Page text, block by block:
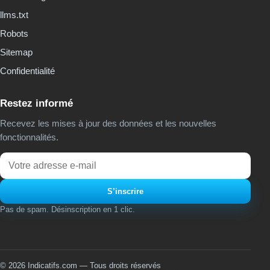
llms.txt
Robots
Sitemap
Confidentialité
Restez informé
Recevez les mises à jour des données et les nouvelles
fonctionnalités.
Email
S’inscrire
Pas de spam. Désinscription en 1 clic.
© 2026 Indicatifs.com — Tous droits réservés